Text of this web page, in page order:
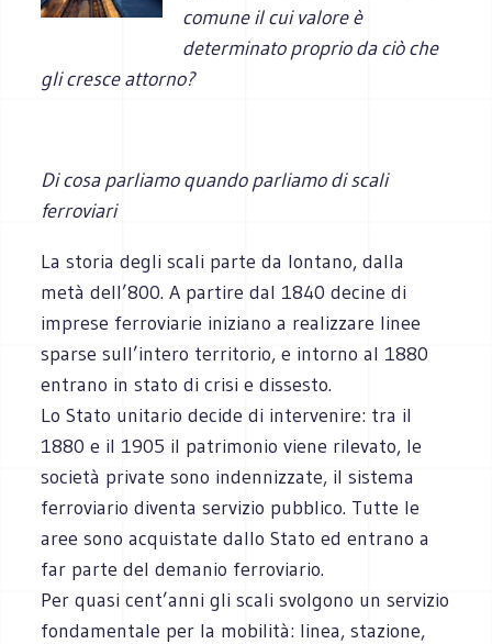
comune il cui valore è
determinato proprio da ciò che
gli cresce attorno?
Di cosa parliamo quando parliamo di scali
ferroviari
La storia degli scali parte da lontano, dalla
metà dell’800. A partire dal 1840 decine di
imprese ferroviarie iniziano a realizzare linee
sparse sull’intero territorio, e intorno al 1880
entrano in stato di crisi e dissesto.
Lo Stato unitario decide di intervenire: tra il
1880 e il 1905 il patrimonio viene rilevato, le
società private sono indennizzate, il sistema
ferroviario diventa servizio pubblico. Tutte le
aree sono acquistate dallo Stato ed entrano a
far parte del demanio ferroviario.
Per quasi cent’anni gli scali svolgono un servizio
fondamentale per la mobilità: linea, stazione,